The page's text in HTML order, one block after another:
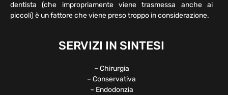
dentista (che impropriamente viene trasmessa anche ai
piccoli) è un fattore che viene preso troppo in considerazione.
SERVIZI IN SINTESI
– Chirurgia
– Conservativa
– Endodonzia